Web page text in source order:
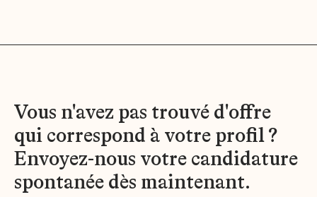
Vous n'avez pas trouvé d'offre
qui correspond à votre profil ?
Envoyez-nous votre candidature
spontanée dès maintenant.